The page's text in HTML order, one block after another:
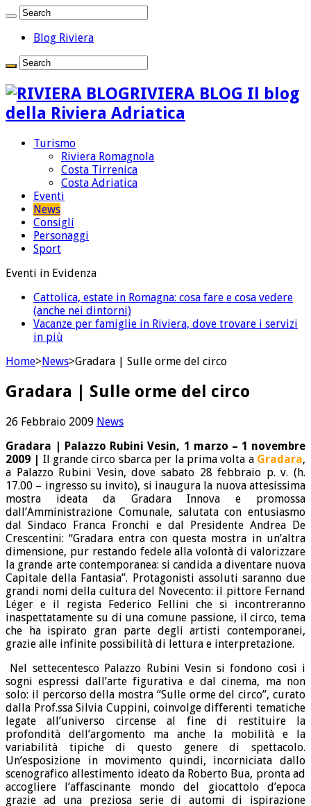
Blog Riviera
RIVIERA BLOG Il blog
della Riviera Adriatica
Turismo
Riviera Romagnola
Costa Tirrenica
Costa Adriatica
Eventi
News
Consigli
Personaggi
Sport
Eventi in Evidenza
Cattolica, estate in Romagna: cosa fare e cosa vedere
(anche nei dintorni)
Vacanze per famiglie in Riviera, dove trovare i servizi
in più
Home>News>Gradara | Sulle orme del circo
Gradara | Sulle orme del circo
26 Febbraio 2009 News
Gradara | Palazzo Rubini Vesin, 1 marzo – 1 novembre
2009 | Il grande circo sbarca per la prima volta a Gradara,
a Palazzo Rubini Vesin, dove sabato 28 febbraio p. v. (h.
17.00 – ingresso su invito), si inaugura la nuova attesissima
mostra ideata da Gradara Innova e promossa
dall’Amministrazione Comunale, salutata con entusiasmo
dal Sindaco Franca Fronchi e dal Presidente Andrea De
Crescentini: “Gradara entra con questa mostra in un’altra
dimensione, pur restando fedele alla volontà di valorizzare
la grande arte contemporanea: si candida a diventare nuova
Capitale della Fantasia”. Protagonisti assoluti saranno due
grandi nomi della cultura del Novecento: il pittore Fernand
Léger e il regista Federico Fellini che si incontreranno
inaspettatamente su di una comune passione, il circo, tema
che ha ispirato gran parte degli artisti contemporanei,
grazie alle infinite possibilità di lettura e interpretazione.
Nel settecentesco Palazzo Rubini Vesin si fondono così i
sogni espressi dall’arte figurativa e dal cinema, ma non
solo: il percorso della mostra “Sulle orme del circo”, curato
dalla Prof.ssa Silvia Cuppini, coinvolge differenti tematiche
legate all’universo circense al fine di restituire la
profondità dell’argomento ma anche la mobilità e la
variabilità tipiche di questo genere di spettacolo.
Un’esposizione in movimento quindi, incorniciata dallo
scenografico allestimento ideato da Roberto Bua, pronta ad
accogliere l’affascinante mondo del giocattolo d’epoca
grazie ad una preziosa serie di automi di ispirazione